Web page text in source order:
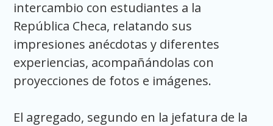
intercambio con estudiantes a la
República Checa, relatando sus
impresiones anécdotas y diferentes
experiencias, acompañándolas con
proyecciones de fotos e imágenes.
El agregado, segundo en la jefatura de la